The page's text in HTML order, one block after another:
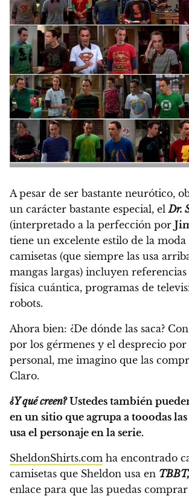
A pesar de ser bastante neurótico,
un carácter bastante especial, elDr.
(interpretado a la perfección por
tiene un excelente estilo de la moda
camisetas (que siempre las usa
mangas largas) incluyen referencias
física cuántica, programas de
robots.
Ahora bien: ¿De dónde las saca?
por los gérmenes y el desprecio
personal, me imagino que las
Claro.
¿Y qué creen? Ustedes también
en un sitio que agrupa a tooodas
usa el personaje en la serie.
SheldonShirts.com ha encontrado
camisetas que Sheldon usa en TBBT,
enlace para que las puedas